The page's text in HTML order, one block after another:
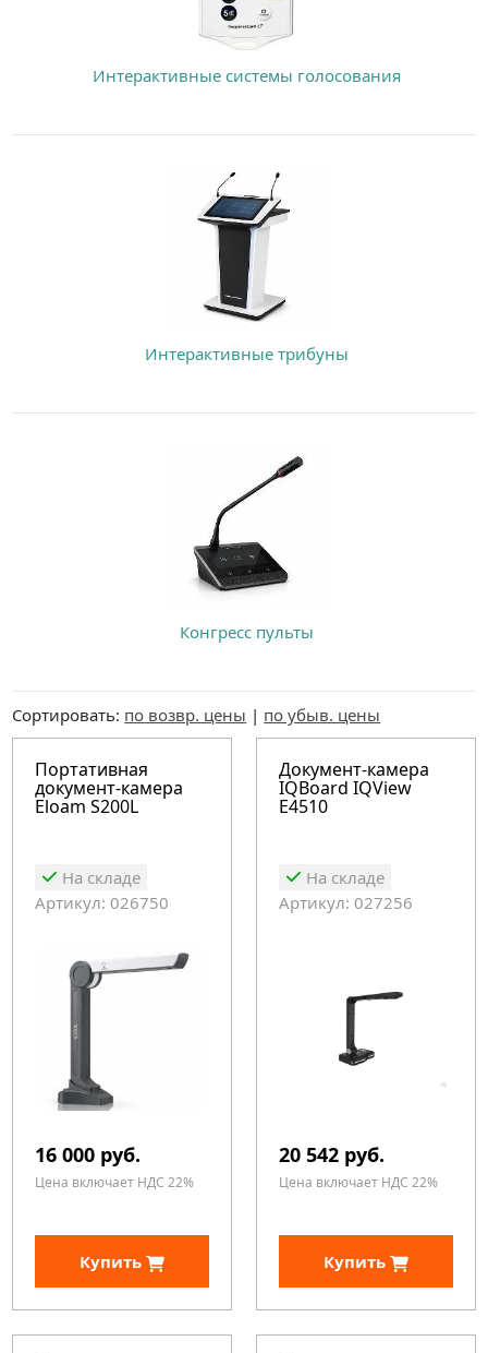
Интерактивные системы голосования
Интерактивные трибуны
Конгресс пульты
Сортировать: по возвр. цены | по убыв. цены
Портативная
документ-камера
Eloam S200L
На складе
Артикул: 026750
16 000 руб.
Цена включает НДС 22%
Купить
Документ-камера
IQBoard IQView
E4510
На складе
Артикул: 027256
20 542 руб.
Цена включает НДС 22%
Купить